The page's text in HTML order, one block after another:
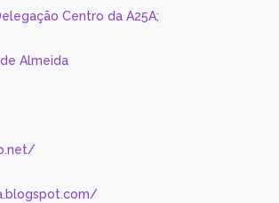
Centro da A25A;
Almeida